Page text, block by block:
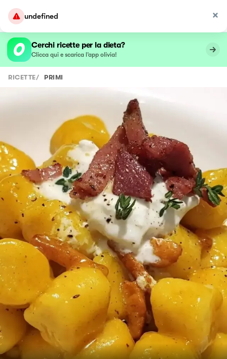
undefined
Cerchi ricette per la dieta?
Clicca qui e scarica l’app olivia!
RICETTE/ PRIMI